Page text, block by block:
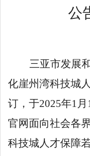
公
三亚市发展
化崖州湾科技城
订，于2025年1 月
官网面向社会各
科技城人才保障